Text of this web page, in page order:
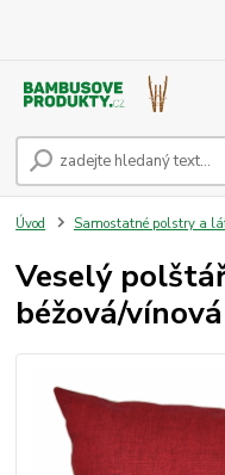
Úvod Samostatné polstry a
Veselý
béžová/vínová